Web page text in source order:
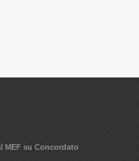
MEF su Concordato